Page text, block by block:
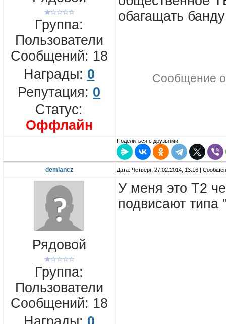
Группа:
Пользователи
Сообщений: 18
Награды: 0
Репутация: 0
Статус:
Оффлайн
обагащать
Сообщение
Поделиться с друзьями:
demiancz Дата: Четверг, 27.02.2014, 13:16 |
Рядовой
Группа:
Пользователи
Сообщений: 18
У меня это Т2
подвисают типа